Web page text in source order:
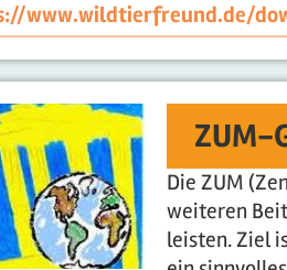
www.wildtierfreund.de/
ZUM-
Die ZUM
weiteren
leisten. Ziel